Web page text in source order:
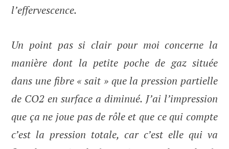
l’effervescence.
Un point pas si clair pour moi concerne la
manière dont la petite poche de gaz située
dans une fibre « sait » que la pression partielle
de CO2 en surface a diminué. J’ai l’impression
que ça ne joue pas de rôle et que ce qui compte
c’est la pression totale, car c’est elle qui va